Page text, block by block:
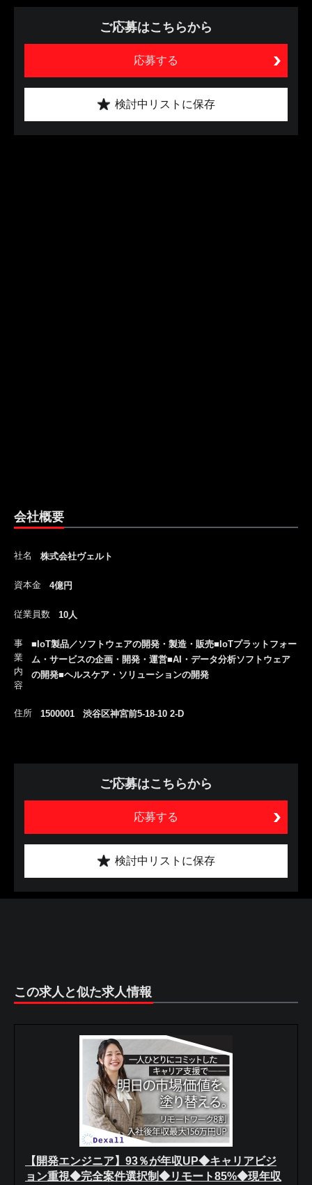
ご応募はこちらから
応募する
検討中リストに保存
会社概要
社名 株式会社ヴェルト
資本金 4億円
従業員数 10人
事
業
内
容
■IoT製品／ソフトウェアの開発・製造・販売■IoTプラットフォー
ム・サービスの企画・開発・運営■AI・データ分析ソフトウェア
の開発■ヘルスケア・ソリューションの開発
住所 1500001 渋谷区神宮前5-18-10 2-D
ご応募はこちらから
応募する
検討中リストに保存
この求人と似た求人情報
【開発エンジニア】93％が年収UP◆キャリアビジ
ョン重視◆完全案件選択制◆リモート85%◆現年収